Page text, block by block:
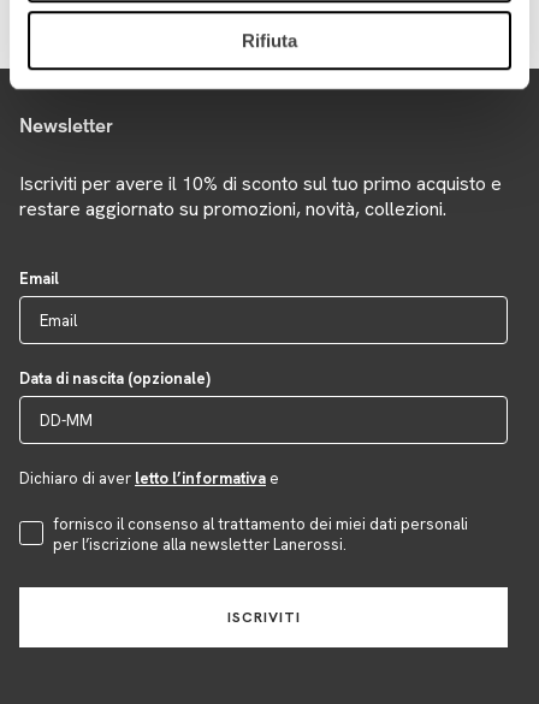
Rifiuta
Newsletter
Iscriviti per avere il 10% di sconto sul tuo primo acquisto e
restare aggiornato su promozioni, novità, collezioni.
Email
Data di nascita (opzionale)
Dichiaro di aver letto l’informativa e
Accettazione Privacy
fornisco il consenso al trattamento dei miei dati personali
per l’iscrizione alla newsletter Lanerossi.
ISCRIVITI